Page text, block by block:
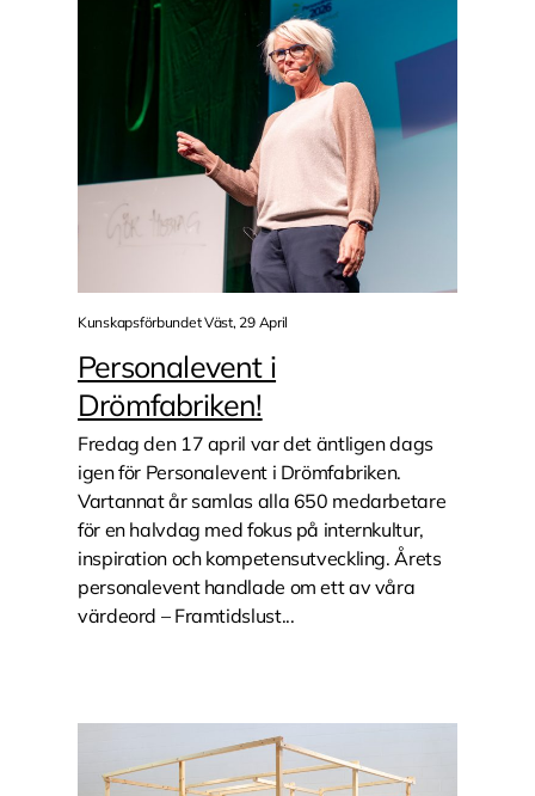
Kunskapsförbundet Väst, 29 April
Personalevent i
Drömfabriken!
Fredag den 17 april var det äntligen dags
igen för Personalevent i Drömfabriken.
Vartannat år samlas alla 650 medarbetare
för en halvdag med fokus på internkultur,
inspiration och kompetensutveckling. Årets
personalevent handlade om ett av våra
värdeord – Framtidslust...